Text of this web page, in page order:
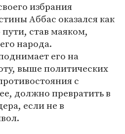
избрания
Аббас оказался как
став маяком,
народа.
его на
выше политических
с
должно превратить в
если не в